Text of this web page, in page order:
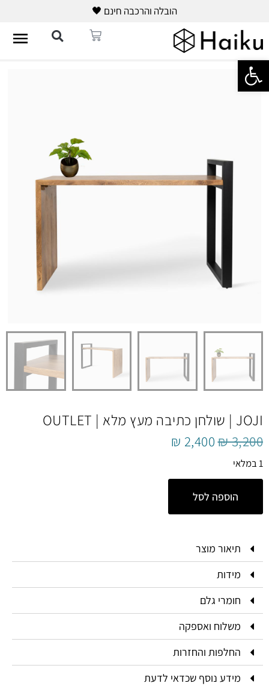
הובלה והרכבה חינם 🖤
JOJI | שולחן כתיבה מעץ מלא | OUTLET
₪3,200
₪ 2,400
1 במלאי
הוספה לסל
תיאור מוצר
מידות
חומרי גלם
משלוח ואספקה
החלפות והחזרות
מידע נוסף שכדאי לדעת
פתח סרגל נגישות